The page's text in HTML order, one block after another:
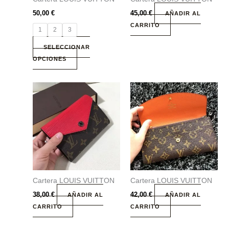
50,00 €
1 2 3
SELECCIONAR
OPCIONES
en
la
página
de
producto
45,00€
AÑADIR AL
CARRITO
Cartera LOUIS VUITTON
38,00€
AÑADIR AL
CARRITO
Cartera LOUIS VUITTON
42,00€
AÑADIR AL
CARRITO